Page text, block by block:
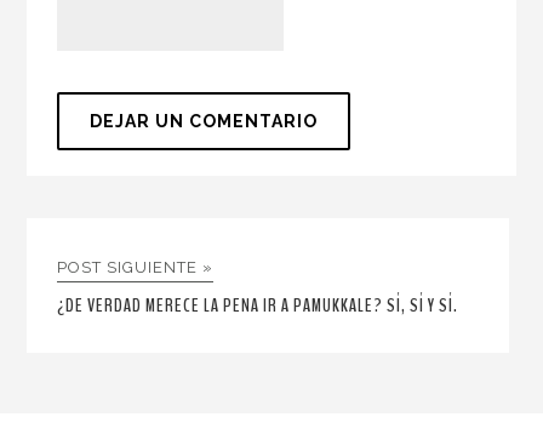
POST SIGUIENTE »
¿DE VERDAD MERECE LA PENA IR A PAMUKKALE? SÍ, SÍ Y SÍ.